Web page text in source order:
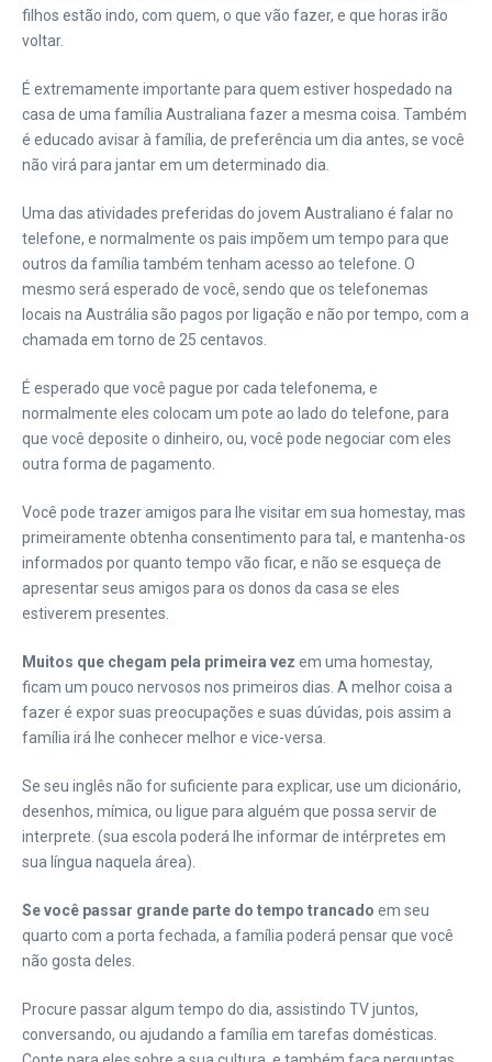
filhos estão indo, com quem, o que vão fazer, e que horas irão
voltar.
É extremamente importante para quem estiver hospedado na
casa de uma família Australiana fazer a mesma coisa. Também
é educado avisar à família, de preferência um dia antes, se você
não virá para jantar em um determinado dia.
Uma das atividades preferidas do jovem Australiano é falar no
telefone, e normalmente os pais impõem um tempo para que
outros da família também tenham acesso ao telefone. O
mesmo será esperado de você, sendo que os telefonemas
locais na Austrália são pagos por ligação e não por tempo, com a
chamada em torno de 25 centavos.
É esperado que você pague por cada telefonema, e
normalmente eles colocam um pote ao lado do telefone, para
que você deposite o dinheiro, ou, você pode negociar com eles
outra forma de pagamento.
Você pode trazer amigos para lhe visitar em sua homestay, mas
primeiramente obtenha consentimento para tal, e mantenha-os
informados por quanto tempo vão ficar, e não se esqueça de
apresentar seus amigos para os donos da casa se eles
estiverem presentes.
Muitos que chegam pela primeira vez em uma homestay,
ficam um pouco nervosos nos primeiros dias. A melhor coisa a
fazer é expor suas preocupações e suas dúvidas, pois assim a
família irá lhe conhecer melhor e vice-versa.
Se seu inglês não for suficiente para explicar, use um dicionário,
desenhos, mímica, ou ligue para alguém que possa servir de
interprete. (sua escola poderá lhe informar de intérpretes em
sua língua naquela área).
Se você passar grande parte do tempo trancado em seu
quarto com a porta fechada, a família poderá pensar que você
não gosta deles.
Procure passar algum tempo do dia, assistindo TV juntos,
conversando, ou ajudando a família em tarefas domésticas.